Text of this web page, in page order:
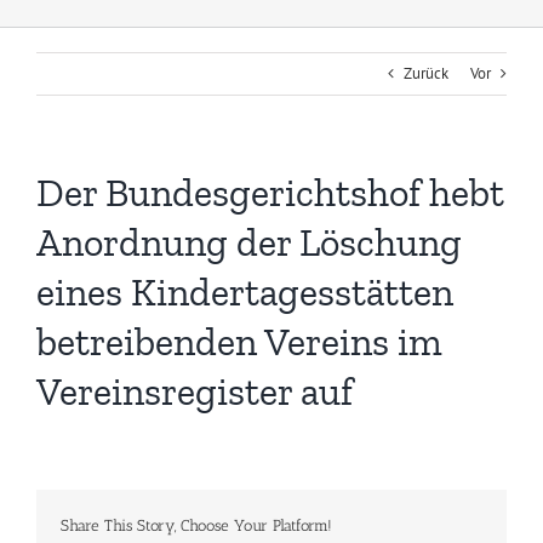
Zurück Vor
Der Bundesgerichtshof hebt
Anordnung der Löschung
eines Kindertagesstätten
betreibenden Vereins im
Vereinsregister auf
Share This Story, Choose Your Platform!